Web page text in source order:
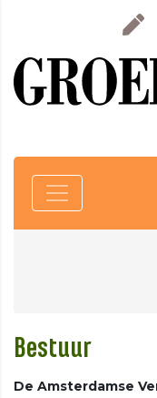
Bestuur
De Amsterdamse